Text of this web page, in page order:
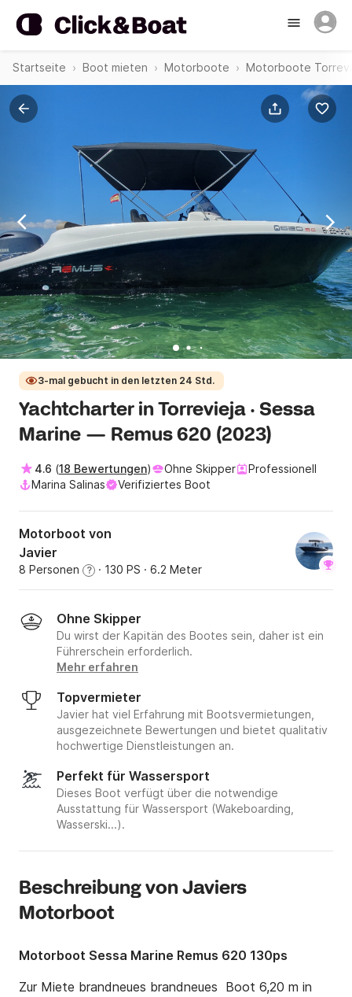
Startseite Boot mieten Motorboote Motorboote
3-mal gebucht in den letzten 24 Std.
Yachtcharter in Torrevieja · Sessa
Marine — Remus 620 (2023)
4.6 (18 Bewertungen) Ohne Skipper
Professionell
Marina Salinas
Verifiziertes Boot
Motorboot von
Javier
8 Personen ? · 130 PS · 6.2 Meter
Ohne Skipper
Du wirst der Kapitän des Bootes sein, daher ist ein
Führerschein erforderlich.
Mehr erfahren
Topvermieter
Javier hat viel Erfahrung mit Bootsvermietungen,
ausgezeichnete Bewertungen und bietet qualitativ
hochwertige Dienstleistungen an.
Perfekt für Wassersport
Dieses Boot verfügt über die notwendige
Ausstattung für Wassersport (Wakeboarding,
Wasserski...).
Beschreibung von Javiers
Motorboot
Motorboot Sessa Marine Remus 620 130ps
Zur Miete brandneues brandneues  Boot 6,20 m in